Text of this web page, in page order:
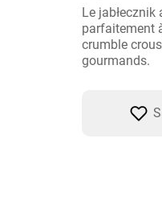
Le
parfaitement
crumble